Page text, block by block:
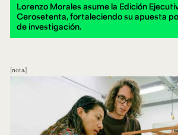
Lorenzo Morales asume la Edición
Cerosetenta, fortaleciendo su apuesta
de investigación.
nota